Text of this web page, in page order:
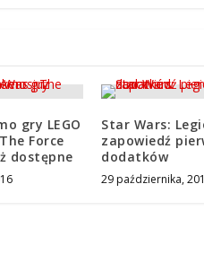
gry LEGO
Force
dostępne
Star Wars:
zapowiedź
dodatków
29 października,